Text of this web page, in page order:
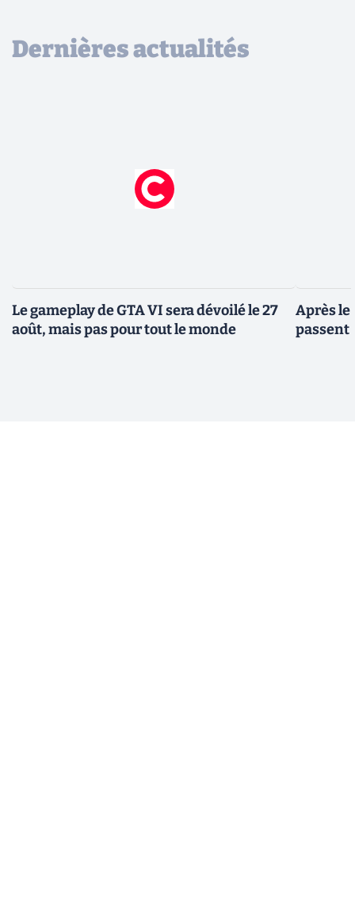
Dernières actualités
Le gameplay de GTA VI sera dévoilé le 27
août, mais pas pour tout le monde
Après le
passent